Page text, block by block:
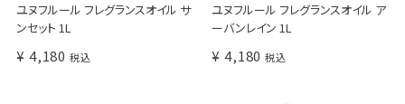
ユヌフルール フレグランスオイル サ
ンセット 1L
¥ 4,180 税込
ユヌフルール フレグランスオイル ア
ーバンレイン 1L
¥ 4,180 税込